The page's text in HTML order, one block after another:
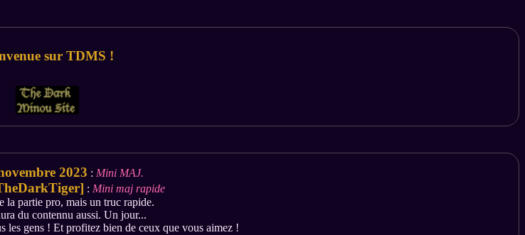
sur TDMS !
2023 : Mini MAJ.
: Mini maj rapide
la partie pro, mais un truc rapide.
du contennu aussi. Un jour...
les gens ! Et profitez bien de ceux que vous aimez !